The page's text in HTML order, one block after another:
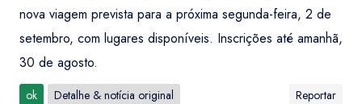
nova viagem prevista para a próxima segunda-feira, 2 de
setembro, com lugares disponíveis. Inscrições até amanhã,
30 de agosto.
ok Detalhe & notícia original Reportar